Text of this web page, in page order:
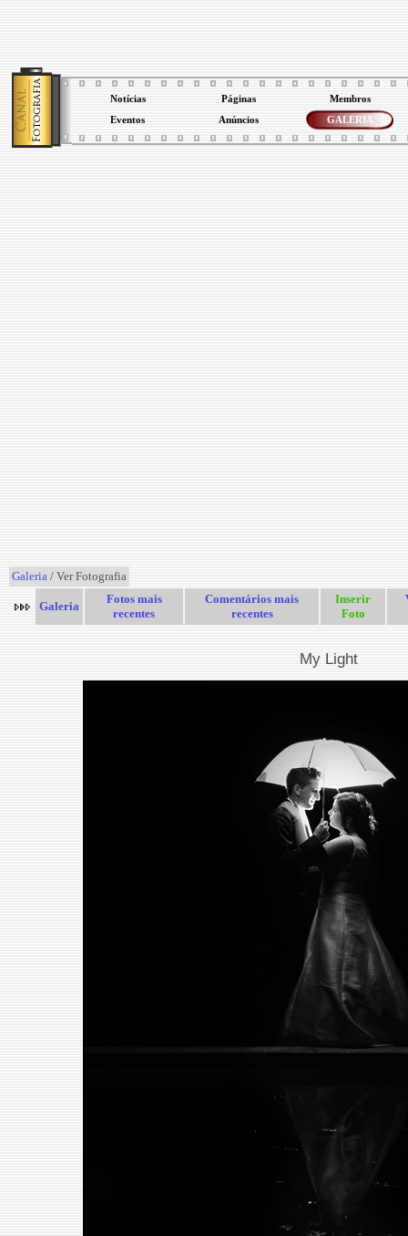
Notícias Páginas Membros
Eventos Anúncios GALERIA
Galeria / Ver Fotografia
Galeria
Fotos mais
recentes
Comentários mais
recentes
Inserir
Foto
My Light